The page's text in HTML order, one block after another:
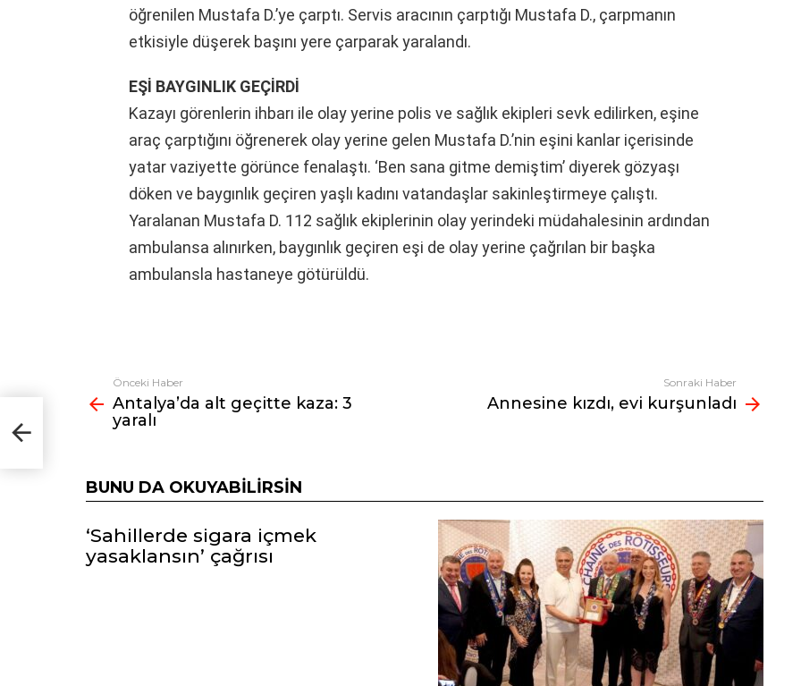
öğrenilen Mustafa D.’ye çarptı. Servis aracının çarptığı Mustafa D., çarpmanın
etkisiyle düşerek başını yere çarparak yaralandı.
EŞİ BAYGINLIK GEÇİRDİ
Kazayı görenlerin ihbarı ile olay yerine polis ve sağlık ekipleri sevk edilirken, eşine
araç çarptığını öğrenerek olay yerine gelen Mustafa D.’nin eşini kanlar içerisinde
yatar vaziyette görünce fenalaştı. ‘Ben sana gitme demiştim’ diyerek gözyaşı
döken ve baygınlık geçiren yaşlı kadını vatandaşlar sakinleştirmeye çalıştı.
Yaralanan Mustafa D. 112 sağlık ekiplerinin olay yerindeki müdahalesinin ardından
ambulansa alınırken, baygınlık geçiren eşi de olay yerine çağrılan bir başka
ambulansla hastaneye götürüldü.
Fazlasına
bak
Önceki Haber
Antalya’da alt geçitte kaza: 3
yaralı
Sonraki Haber
Annesine kızdı, evi kurşunladı
BUNU DA OKUYABILIRSIN
‘Sahillerde sigara içmek
yasaklansın’ çağrısı